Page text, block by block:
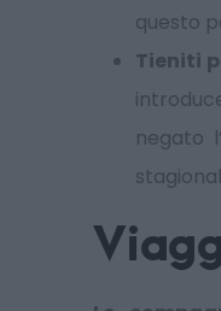
questo
Tieniti
negato